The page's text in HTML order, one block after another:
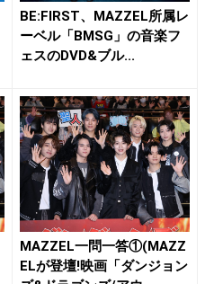
BE:FIRST、MAZZEL所属レ
ーベル「BMSG」の音楽フ
ェスのDVD&ブル...
MAZZEL一問一答①(MAZZ
ELが登壇!映画「ダンジョン